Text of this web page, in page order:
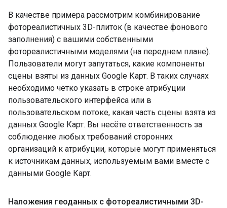
В качестве примера рассмотрим комбинирование
фотореалистичных 3D-плиток (в качестве фонового
заполнения) с вашими собственными
фотореалистичными моделями (на переднем плане).
Пользователи могут запутаться, какие компоненты
сцены взяты из данных Google Карт. В таких случаях
необходимо чётко указать в строке атрибуции
пользовательского интерфейса или в
пользовательском потоке, какая часть сцены взята из
данных Google Карт. Вы несёте ответственность за
соблюдение любых требований сторонних
организаций к атрибуции, которые могут применяться
к источникам данных, используемым вами вместе с
данными Google Карт.
Наложения геоданных с фотореалистичными 3D-